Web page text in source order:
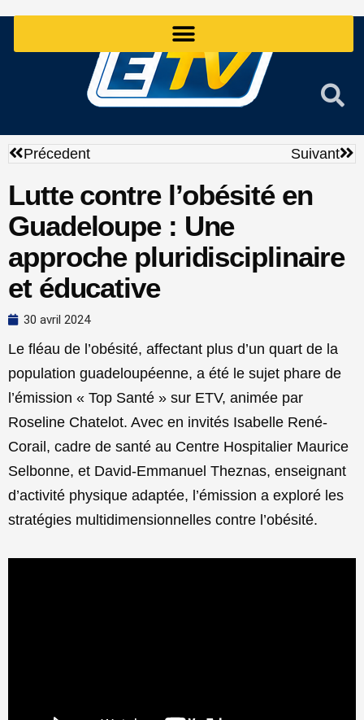
Précédent
Précedent Suivant
Lutte contre l’obésité en
Guadeloupe : Une
approche pluridisciplinaire
et éducative
30 avril 2024
Le fléau de l’obésité, affectant plus d’un quart de la
population guadeloupéenne, a été le sujet phare de
l’émission « Top Santé » sur ETV, animée par
Roseline Chatelot. Avec en invités Isabelle René-
Corail, cadre de santé au Centre Hospitalier Maurice
Selbonne, et David-Emmanuel Theznas, enseignant
d’activité physique adaptée, l’émission a exploré les
stratégies multidimensionnelles contre l’obésité.